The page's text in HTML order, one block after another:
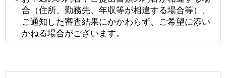
合（住所、勤務先、年収等が相違する場合等）、
ご通知した審査結果にかかわらず、ご希望に添い
かねる場合がございます。
個人情報の取扱いについてご同意いただけない場